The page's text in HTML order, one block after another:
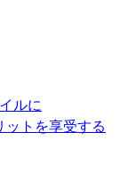
ルに
トを享受する